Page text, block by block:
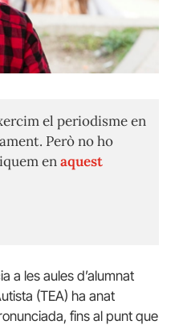
el periodisme en
Però no ho
enaquest
a les aules d’alumnat
(TEA) ha anat
fins al punt que